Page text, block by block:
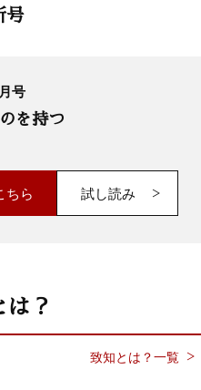
号
号
を持つ
ちら 試し読み
？
致知とは？一覧